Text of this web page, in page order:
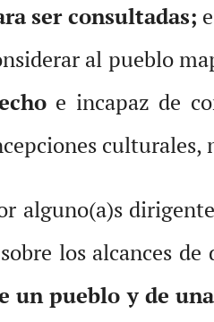
ser consultadas;
al pueblo
e incapaz de
culturales,
alguno(a)s
los alcances
un pueblo y de